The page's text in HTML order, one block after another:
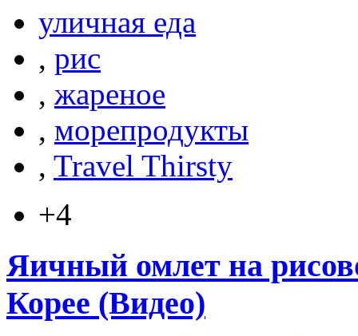
уличная еда
, рис
, жареное
, морепродукты
, Travel Thirsty
+4
Яичный омлет на
Корее (Видео)